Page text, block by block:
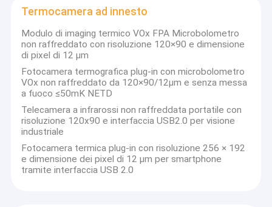
Termocamera ad innesto
Modulo di imaging termico VOx FPA Microbolometro
non raffreddato con risoluzione 120×90 e dimensione
di pixel di 12 μm
Fotocamera termografica plug-in con microbolometro
VOx non raffreddato da 120×90/12μm e senza messa
a fuoco ≤50mK NETD
Telecamera a infrarossi non raffreddata portatile con
risoluzione 120x90 e interfaccia USB2.0 per visione
industriale
Fotocamera termica plug-in con risoluzione 256 × 192
e dimensione dei pixel di 12 μm per smartphone
tramite interfaccia USB 2.0